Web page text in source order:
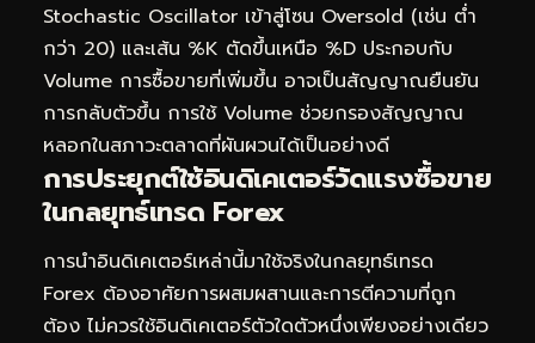
Stochastic Oscillator เข้าสู่โซน Oversold (เช่น ต่ำ
กว่า 20) และเส้น %K ตัดขึ้นเหนือ %D ประกอบกับ
Volume การซื้อขายที่เพิ่มขึ้น อาจเป็นสัญญาณยืนยัน
การกลับตัวขึ้น การใช้ Volume ช่วยกรองสัญญาณ
หลอกในสภาวะตลาดที่ผันผวนได้เป็นอย่างดี
การประยุกต์ใช้อินดิเคเตอร์วัดแรงซื้อขาย
ในกลยุทธ์เทรด Forex
การนำอินดิเคเตอร์เหล่านี้มาใช้จริงในกลยุทธ์เทรด
Forex ต้องอาศัยการผสมผสานและการตีความที่ถูก
ต้อง ไม่ควรใช้อินดิเคเตอร์ตัวใดตัวหนึ่งเพียงอย่างเดียว